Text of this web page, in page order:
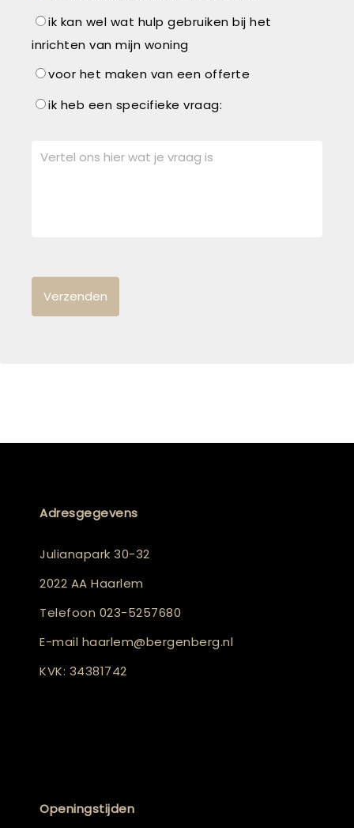
ik kan wel wat hulp gebruiken bij het
inrichten van mijn woning
voor het maken van een offerte
ik heb een specifieke vraag:
Adresgegevens
Julianapark 30-32
2022 AA Haarlem
Telefoon 023-5257680
E-mail haarlem@bergenberg.nl
KVK: 34381742
Openingstijden